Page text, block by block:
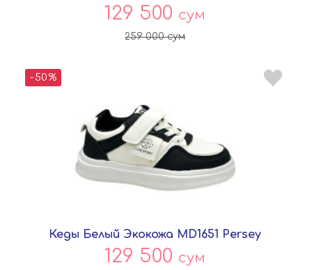
129 500 сум
259 000сум
-50%
Кеды Белый Экокожа MD1651 Persey
129 500 сум